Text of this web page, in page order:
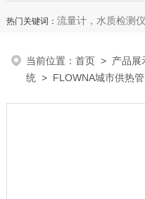
热门关键词： 流量计，水质检测仪器的与设备监控系统
当前位置：首页 > 产品展
统 > FLOWNA城市供热